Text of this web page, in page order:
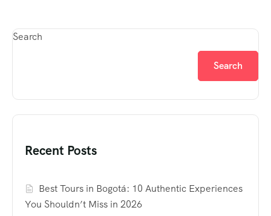
Search
Search
Recent Posts
Best Tours in Bogotá: 10 Authentic Experiences
You Shouldn’t Miss in 2026